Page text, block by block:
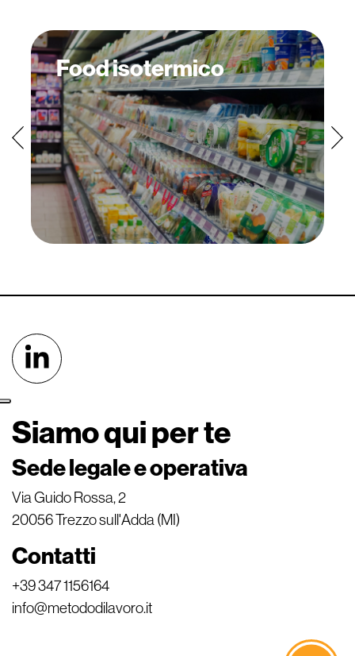
Food isotermico
Siamo qui per te
Sede legale e operativa
Via Guido Rossa, 2
20056 Trezzo sull'Adda (MI)
Contatti
+39 347 1156164
info@metododilavoro.it